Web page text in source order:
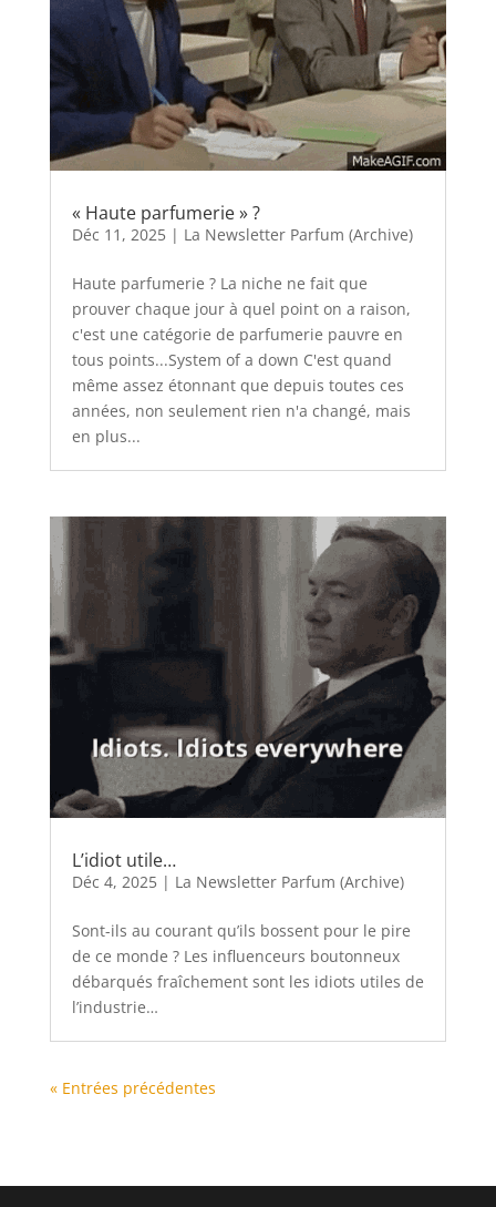
« Haute parfumerie » ?
Déc 11, 2025| La Newsletter Parfum (Archive)
Haute parfumerie ? La niche ne fait que
prouver chaque jour à quel point on a raison,
c'est une catégorie de parfumerie pauvre en
tous points...System of a down C'est quand
même assez étonnant que depuis toutes ces
années, non seulement rien n'a changé, mais
en plus...
L’idiot utile…
Déc 4, 2025| La Newsletter Parfum (Archive)
Sont-ils au courant qu’ils bossent pour le pire
de ce monde ? Les influenceurs boutonneux
débarqués fraîchement sont les idiots utiles de
l’industrie…
« Entrées précédentes